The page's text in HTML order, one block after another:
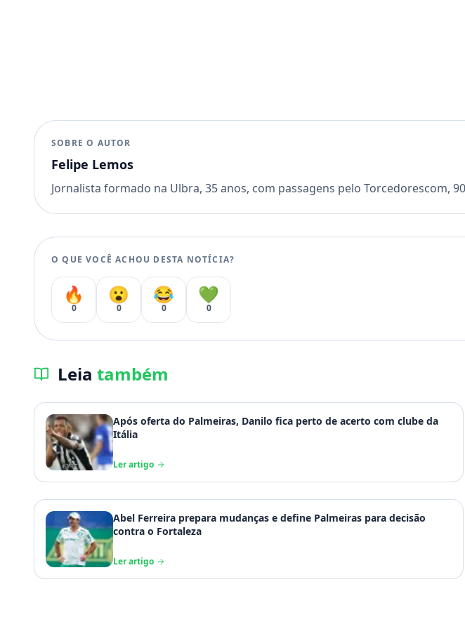
SOBRE O AUTOR
Felipe Lemos
Jornalista formado na Ulbra, 35 anos, com passagens pelo Torcedorescom,
O QUE VOCÊ ACHOU DESTA NOTÍCIA?
🔥
0
😮
0
😂
0
💚
0
Leia também
Após oferta do Palmeiras, Danilo fica perto de acerto com clube da
Itália
Ler artigo
Abel Ferreira prepara mudanças e define Palmeiras para decisão
contra o Fortaleza
Ler artigo